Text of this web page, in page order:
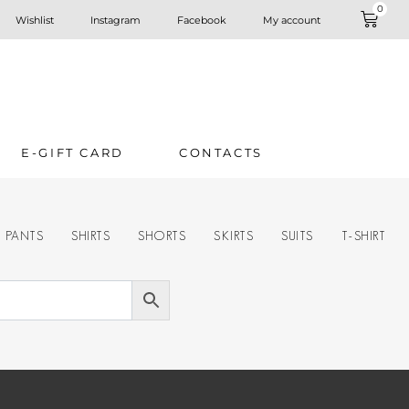
Wishlist Instagram Facebook My account
0
E-GIFT CARD CONTACTS
PANTS SHIRTS SHORTS SKIRTS SUITS T-SHIRT